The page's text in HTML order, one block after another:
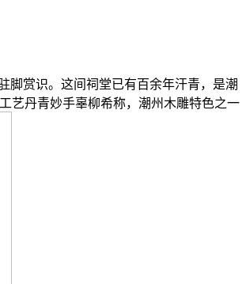
赏识。这间祠堂已有百余年汗青，是潮
艺丹青妙手辜柳希称，潮州木雕特色之一